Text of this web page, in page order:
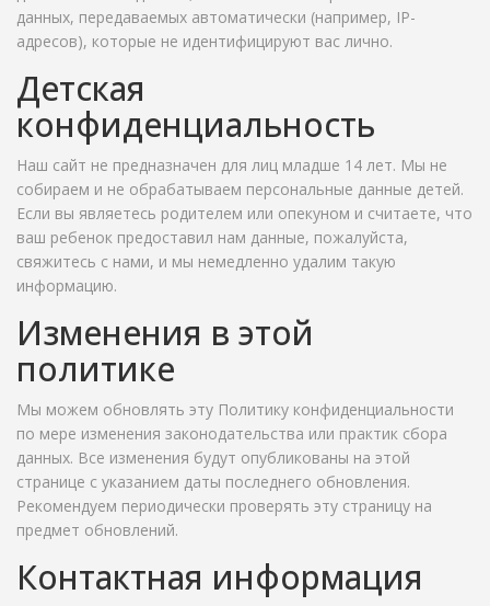
данных, передаваемых автоматически (например, IP-
адресов), которые не идентифицируют вас лично.
Детская
конфиденциальность
Наш сайт не предназначен для лиц младше 14 лет. Мы не
собираем и не обрабатываем персональные данные детей.
Если вы являетесь родителем или опекуном и считаете, что
ваш ребенок предоставил нам данные, пожалуйста,
свяжитесь с нами, и мы немедленно удалим такую
информацию.
Изменения в этой
политике
Мы можем обновлять эту Политику конфиденциальности
по мере изменения законодательства или практик сбора
данных. Все изменения будут опубликованы на этой
странице с указанием даты последнего обновления.
Рекомендуем периодически проверять эту страницу на
предмет обновлений.
Контактная информация